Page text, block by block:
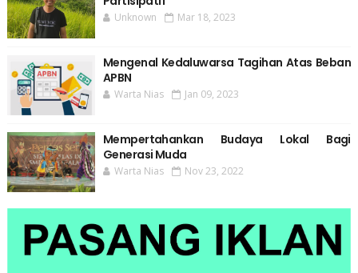
Unknown Mar 18, 2023
Mengenal Kedaluwarsa Tagihan Atas Beban
APBN
Warta Nias Jan 09, 2023
Mempertahankan Budaya Lokal Bagi
Generasi Muda
Warta Nias Nov 23, 2022